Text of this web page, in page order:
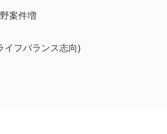
案件増
イフバランス志向)